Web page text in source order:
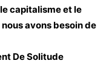
capitalisme et le
avons besoin de
De Solitude